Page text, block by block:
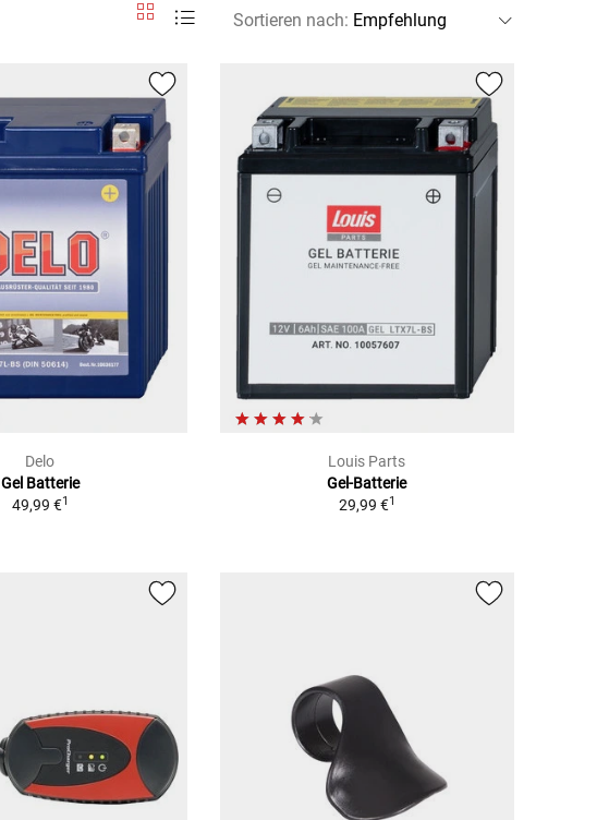
Sortieren nach:
Delo
Gel Batterie
49,99 €1
Louis Parts
Gel-Batterie
29,99 €1